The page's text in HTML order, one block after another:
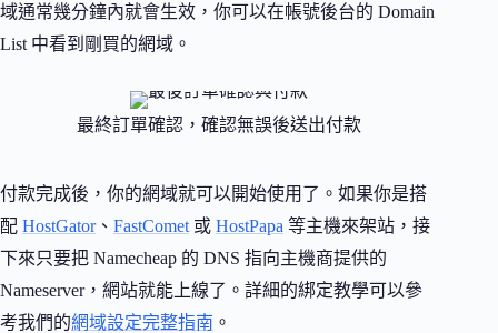
域通常幾分鐘內就會生效，你可以在帳號後台的 Domain
List 中看到剛買的網域。
最終訂單確認，確認無誤後送出付款
付款完成後，你的網域就可以開始使用了。如果你是搭
配 HostGator、 FastComet 或 HostPapa 等主機來架站，接
下來只要把 Namecheap 的 DNS 指向主機商提供的
Nameserver，網站就能上線了。詳細的綁定教學可以參
考我們的網域設定完整指南 。